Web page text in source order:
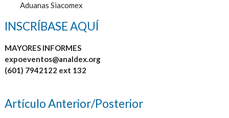
Aduanas Siacomex
INSCRÍBASE AQUÍ
MAYORES INFORMES
expoeventos@analdex.org
(601) 7942122 ext 132
Artículo Anterior/Posterior